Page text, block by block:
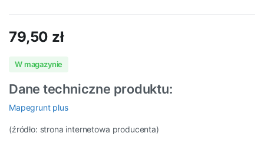
79,50 zł
W magazynie
Dane techniczne produktu:
Mapegrunt plus
(źródło: strona internetowa producenta)